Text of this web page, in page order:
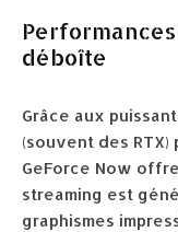
déboîte
Grâce aux
(souvent des
GeForce Now
streaming est
graphismes